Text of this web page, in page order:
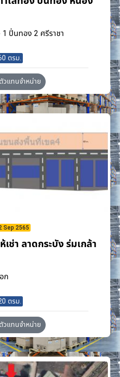
ปิ่นทอง 2 ศรีราชา
ตรม.
แทนจำหน่าย
Sep 2565
เช่า ลาดกระบัง​ ร่มเกล้า
ก
ตรม.
แทนจำหน่าย